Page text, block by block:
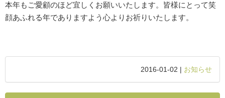
本年もご愛顧のほど宜しくお願いいたします。皆様にとって笑
顔あふれる年でありますよう心よりお祈りいたします。
2016-01-02 | お知らせ